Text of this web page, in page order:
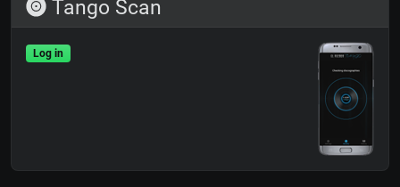
Tango Scan
Log in